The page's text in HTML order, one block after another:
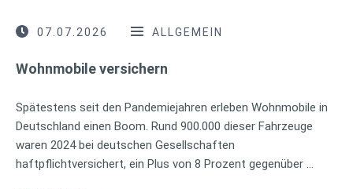
07.07.2026 ALLGEMEIN
Wohnmobile versichern
Spätestens seit den Pandemiejahren erleben Wohnmobile in
Deutschland einen Boom. Rund 900.000 dieser Fahrzeuge
waren 2024 bei deutschen Gesellschaften
haftpflichtversichert, ein Plus von 8 Prozent gegenüber …